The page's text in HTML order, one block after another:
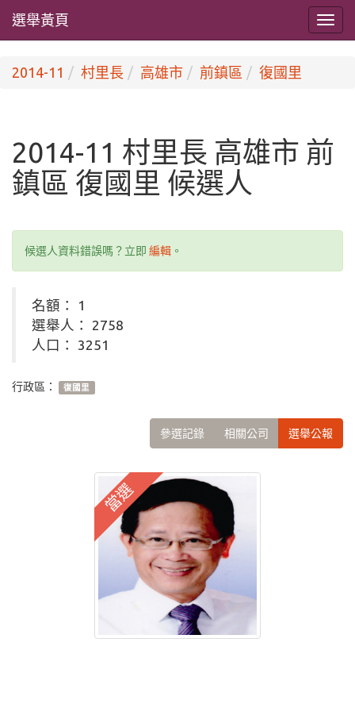
選舉黃頁
2014-11 村里長 高雄市 前鎮區 復國里
2014-11 村里長 高雄市 前
鎮區 復國里 候選人
候選人資料錯誤嗎？立即 編輯 。
名額： 1
選舉人： 2758
人口： 3251
行政區： 復國里
參選記錄 相關公司 選舉公報
當選